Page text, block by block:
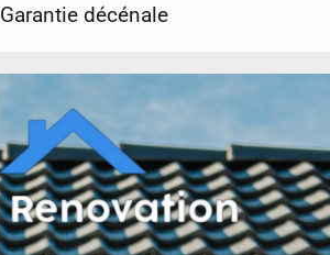
Garantie décénale